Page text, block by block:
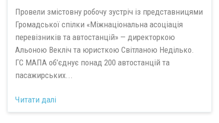
Провели змістовну робочу зустріч із представницями
Громадської спілки «Міжнаціональна асоціація
перевізників та автостанцій» — директоркою
Альоною Векліч та юристкою Світланою Неділько.
ГС МАПА об’єднує понад 200 автостанцій та
пасажирських...
Читати далі